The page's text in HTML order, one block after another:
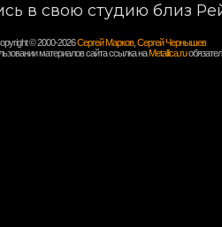
в свою студию близ
© 2000-2026Сергей Марков, Сергей Чернышев
материалов сайта ссылка наMetallica.ru